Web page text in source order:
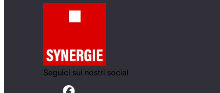
Seguici sui nostri social